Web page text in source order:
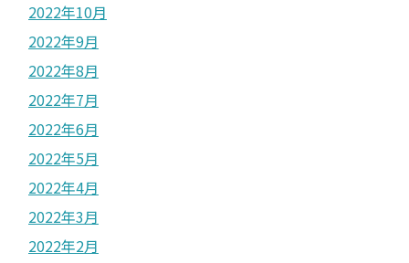
2022年10月
2022年9月
2022年8月
2022年7月
2022年6月
2022年5月
2022年4月
2022年3月
2022年2月